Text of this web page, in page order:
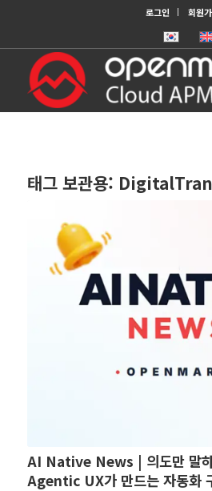
로그인 회원
태그 보관용:
AI Native News | 의도만 말
Agentic UX가 만드는 자동화